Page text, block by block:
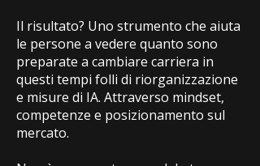
Il risultato? Uno strumento che aiuta
le persone a vedere quanto sono
preparate a cambiare carriera in
questi tempi folli di riorganizzazione
e misure di IA. Attraverso mindset,
competenze e posizionamento sul
mercato.